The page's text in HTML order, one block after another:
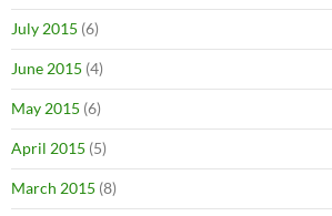
July 2015 (6)
June 2015 (4)
May 2015 (6)
April 2015 (5)
March 2015 (8)